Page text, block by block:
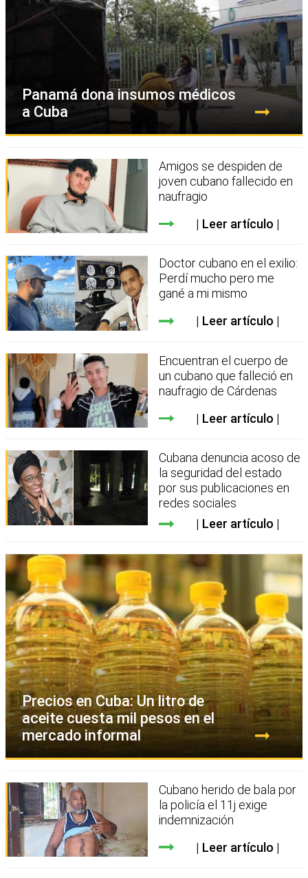
Panamá dona insumos médicos
a Cuba
Amigos se despiden de
joven cubano fallecido en
naufragio
Leer artículo
Doctor cubano en el exilio:
Perdí mucho pero me
gané a mi mismo
Leer artículo
Encuentran el cuerpo de
un cubano que falleció en
naufragio de Cárdenas
Leer artículo
Cubana denuncia acoso de
la seguridad del estado
por sus publicaciones en
redes sociales
Leer artículo
Precios en Cuba: Un litro de
aceite cuesta mil pesos en el
mercado informal
Cubano herido de bala por
la policía el 11j exige
indemnización
Leer artículo